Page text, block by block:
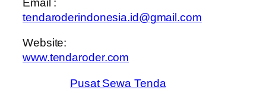
tendaroderindonesia.id@gmail.com
Website:
www.tendaroder.com
Pusat Sewa Tenda